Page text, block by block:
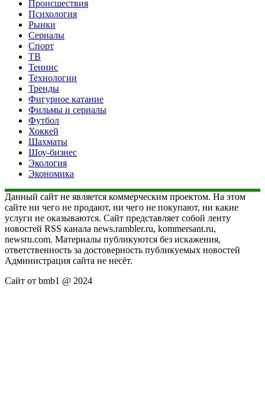
Происшествия
Психология
Рынки
Сериалы
Спорт
ТВ
Теннис
Технологии
Тренды
Фигурное катание
Фильмы и сериалы
Футбол
Хоккей
Шахматы
Шоу-бизнес
Экология
Экономика
Данный сайт не является коммерческим проектом. На этом
сайте ни чего не продают, ни чего не покупают, ни какие
услуги не оказываются. Сайт представляет собой ленту
новостей RSS канала news.rambler.ru, kommersant.ru,
newsru.com. Материалы публикуются без искажения,
ответственность за достоверность публикуемых новостей
Администрация сайта не несёт.
Сайт от bmb1 @ 2024